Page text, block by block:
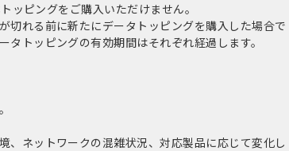
ピングをご購入いただけません。
れる前に新たにデータトッピングを購入した場合で
トッピングの有効期間はそれぞれ経過します。
ネットワークの混雑状況、対応製品に応じて変化し